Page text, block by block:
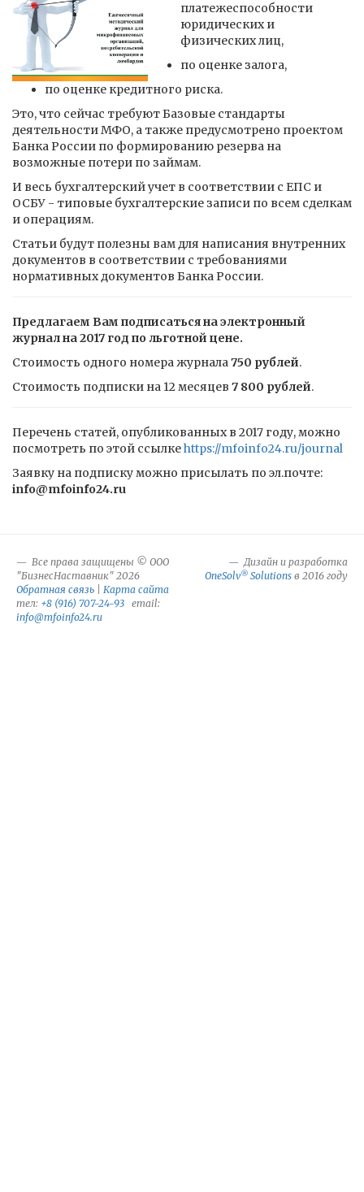
платежеспособности
юридических и
физических лиц,
по оценке залога,
по оценке кредитного риска.
Это, что сейчас требуют Базовые стандарты
деятельности МФО, а также предусмотрено проектом
Банка России по формированию резерва на
возможные потери по займам.
И весь бухгалтерский учет в соответствии с ЕПС и
ОСБУ - типовые бухгалтерские записи по всем сделкам
и операциям.
Статьи будут полезны вам для написания внутренних
документов в соответствии с требованиями
нормативных документов Банка России.
Предлагаем Вам подписаться на электронный
журнал на 2017 год по льготной цене.
Стоимость одного номера журнала750 рублей.
Стоимость подписки на 12 месяцев 7 800 рублей.
Перечень статей, опубликованных в 2017 году, можно
посмотреть по этой ссылкеhttps://mfoinfo24.ru/journal
Заявку на подписку можно присылать по эл.почте:
info@mfoinfo24.ru
Все права защищены © ООО
"БизнесНаставник" 2026
Обратная связь
Карта сайта
тел: +8 (916) 707-24-93 email:
info@mfoinfo24.ru
Дизайн и разработка
OneSolv® Solutions в 2016 году